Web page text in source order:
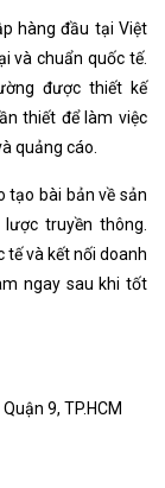
hàng đầu tại Việt
và chuẩn quốc tế.
được thiết kế
thiết để làm việc
quảng cáo.
tạo bài bản về sản
truyền thông.
và kết nối doanh
ngay sau khi tốt
9, TP.HCM